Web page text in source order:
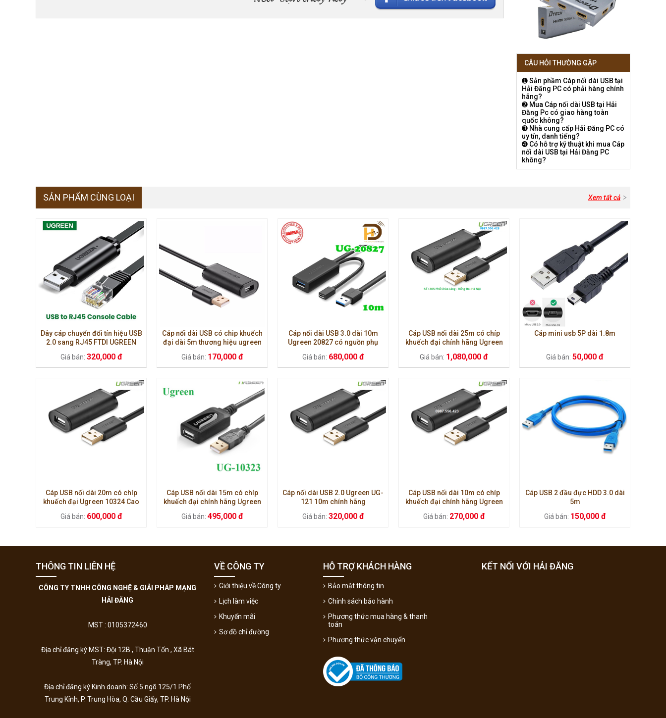
CÂU HỎI THƯỜNG GẶP
➊ Sản phầm Cáp nối dài USB tại
Hải Đăng PC có phải hàng chính
hãng?
➋ Mua Cáp nối dài USB tại Hải
Đăng Pc có giao hàng toàn
quốc không?
➌ Nhà cung cấp Hải Đăng PC có
uy tín, danh tiếng?
➍ Có hỗ trợ kỹ thuật khi mua Cáp
nối dài USB tại Hải Đăng PC
không?
Xem tất cả
SẢN PHẨM CÙNG LOẠI
Dây cáp chuyển đổi tín hiệu USB
2.0 sang RJ45 FTDI UGREEN
1.5m
Giá bán: 320,000 đ
Cáp nối dài USB có chip khuếch
đại dài 5m thương hiệu ugreen
Giá bán: 170,000 đ
Cáp nối dài USB 3.0 dài 10m
Ugreen 20827 có nguồn phụ
Giá bán: 680,000 đ
Cáp USB nối dài 25m có chíp
khuếch đại chính hãng Ugreen
Giá bán: 1,080,000 đ
Cáp mini usb 5P dài 1.8m
Giá bán: 50,000 đ
Cáp USB nối dài 20m có chíp
khuếch đại Ugreen 10324 Cao
Giá bán: 600,000 đ
Cáp USB nối dài 15m có chíp
khuếch đại chính hãng Ugreen
Giá bán: 495,000 đ
Cáp nối dài USB 2.0 Ugreen UG-
121 10m chính hãng
Giá bán: 320,000 đ
Cáp USB nối dài 10m có chíp
khuếch đại chính hãng Ugreen
Giá bán: 270,000 đ
Cáp USB 2 đầu đực HDD 3.0 dài
5m
Giá bán: 150,000 đ
KẾT NỐI VỚI HẢI ĐĂNG
THÔNG TIN LIÊN HỆ
CÔNG TY TNHH CÔNG NGHỆ & GIẢI PHÁP MẠNG
HẢI ĐĂNG
MST : 0105372460
Địa chỉ đăng ký MST: Đội 12B , Thuận Tốn , Xã Bát
Tràng, TP. Hà Nội
Địa chỉ đăng ký Kinh doanh: Số 5 ngõ 125/1 Phố
Trung Kính, P. Trung Hòa, Q. Cầu Giấy, TP. Hà Nội
VỀ CÔNG TY
Giới thiệu về Công ty
Lịch làm việc
Khuyến mãi
Sơ đồ chỉ đường
HỖ TRỢ KHÁCH HÀNG
Bảo mật thông tin
Chính sách bảo hành
Phương thức mua hàng & thanh
toán
Phương thức vận chuyển